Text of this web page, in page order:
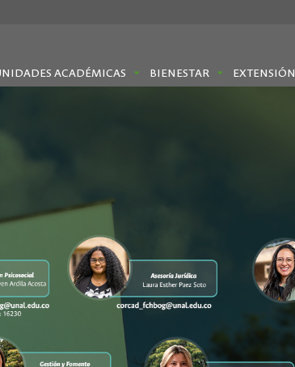
ACADÉMICAS BIENESTAR EXTENSIÓN